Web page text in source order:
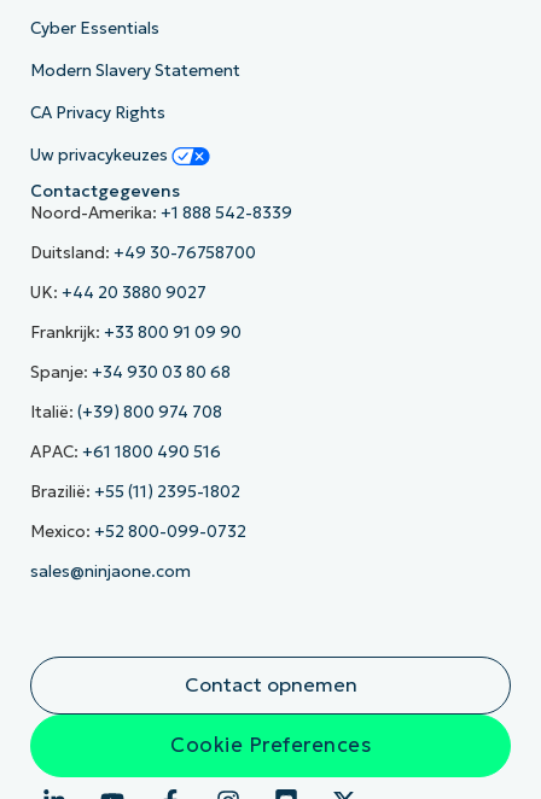
Cyber Essentials
Modern Slavery Statement
CA Privacy Rights
Uw privacykeuzes
Contactgegevens
Noord-Amerika: +1 888 542-8339
Duitsland: +49 30-76758700
UK: +44 20 3880 9027
Frankrijk: +33 800 91 09 90
Spanje: +34 930 03 80 68
Italië: (+39) 800 974 708
APAC: +61 1800 490 516
Brazilië: +55 (11) 2395-1802
Mexico: +52 800-099-0732
sales@ninjaone.com
Contact opnemen
Cookie Preferences